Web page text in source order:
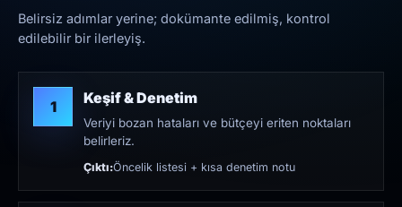
Belirsiz adımlar yerine; dokümante edilmiş, kontrol
edilebilir bir ilerleyiş.
1 Keşif & Denetim
Veriyi bozan hataları ve bütçeyi eriten noktaları
belirleriz.
Çıktı:Öncelik listesi + kısa denetim notu